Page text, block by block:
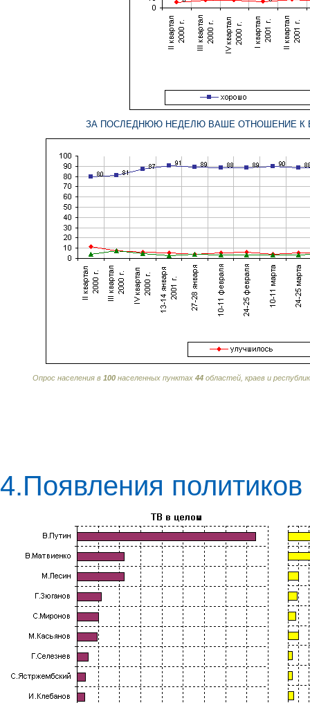
ЗА ПОСЛЕДНЮЮ НЕДЕЛЮ ВАШЕ ОТНОШЕНИЕ К
Опрос населения в 100 населенных пунктах 44 областей, краев и
4.Появления политиков